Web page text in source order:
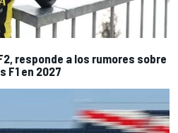
responde a los rumores sobre
F1 en 2027